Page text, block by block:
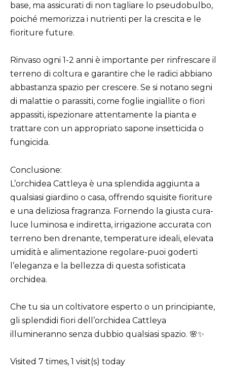
base, ma assicurati di non tagliare lo pseudobulbo,
poiché memorizza i nutrienti per la crescita e le
fioriture future.
Rinvaso ogni 1-2 anni è importante per rinfrescare il
terreno di coltura e garantire che le radici abbiano
abbastanza spazio per crescere. Se si notano segni
di malattie o parassiti, come foglie ingiallite o fiori
appassiti, ispezionare attentamente la pianta e
trattare con un appropriato sapone insetticida o
fungicida.
Conclusione:
L’orchidea Cattleya è una splendida aggiunta a
qualsiasi giardino o casa, offrendo squisite fioriture
e una deliziosa fragranza. Fornendo la giusta cura-
luce luminosa e indiretta, irrigazione accurata con
terreno ben drenante, temperature ideali, elevata
umidità e alimentazione regolare-puoi goderti
l’eleganza e la bellezza di questa sofisticata
orchidea.
Che tu sia un coltivatore esperto o un principiante,
gli splendidi fiori dell’orchidea Cattleya
illumineranno senza dubbio qualsiasi spazio. 🌸✨
Visited 7 times, 1 visit(s) today